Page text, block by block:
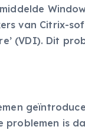
van Citrix-
(VDI). Dit
problemen is